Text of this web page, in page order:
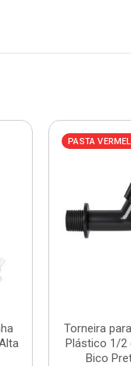
PASTA
Torneira
Plástico 1/2
Bico